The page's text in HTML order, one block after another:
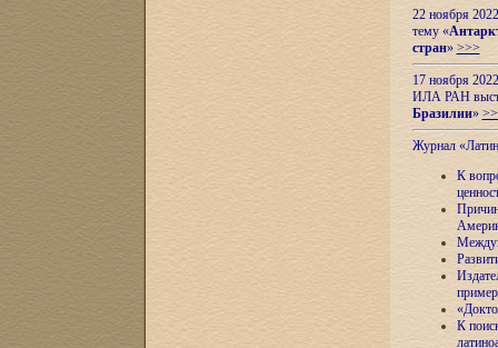
22 ноября
тему «
стран» >>>
17 ноября
ИЛА РАН
Бразилии»
Журнал
К
К